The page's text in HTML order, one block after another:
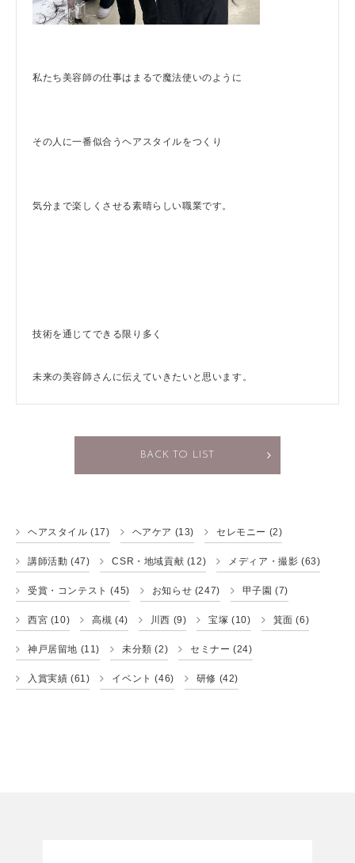
私たち美容師の仕事はまるで魔法使いのように
その人に一番似合うヘアスタイルをつくり
気分まで楽しくさせる素晴らしい職業です。
技術を通じてできる限り多く
未来の美容師さんに伝えていきたいと思います。
BACK TO LIST
ヘアスタイル (17) ヘアケア (13) セレモニー (2)
講師活動 (47) CSR・地域貢献 (12) メディア・撮影 (63)
受賞・コンテスト (45) お知らせ (247) 甲子園 (7)
西宮 (10) 高槻 (4) 川西 (9) 宝塚 (10) 箕面 (6)
神戸居留地 (11) 未分類 (2) セミナー (24)
入賞実績 (61) イベント (46) 研修 (42)